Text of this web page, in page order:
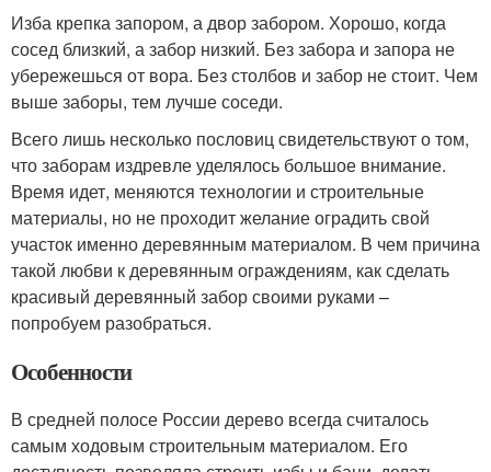
Изба крепка запором, а двор забором. Хорошо, когда
сосед близкий, а забор низкий. Без забора и запора не
убережешься от вора. Без столбов и забор не стоит. Чем
выше заборы, тем лучше соседи.
Всего лишь несколько пословиц свидетельствуют о том,
что заборам издревле уделялось большое внимание.
Время идет, меняются технологии и строительные
материалы, но не проходит желание оградить свой
участок именно деревянным материалом. В чем причина
такой любви к деревянным ограждениям, как сделать
красивый деревянный забор своими руками –
попробуем разобраться.
Особенности
В средней полосе России дерево всегда считалось
самым ходовым строительным материалом. Его